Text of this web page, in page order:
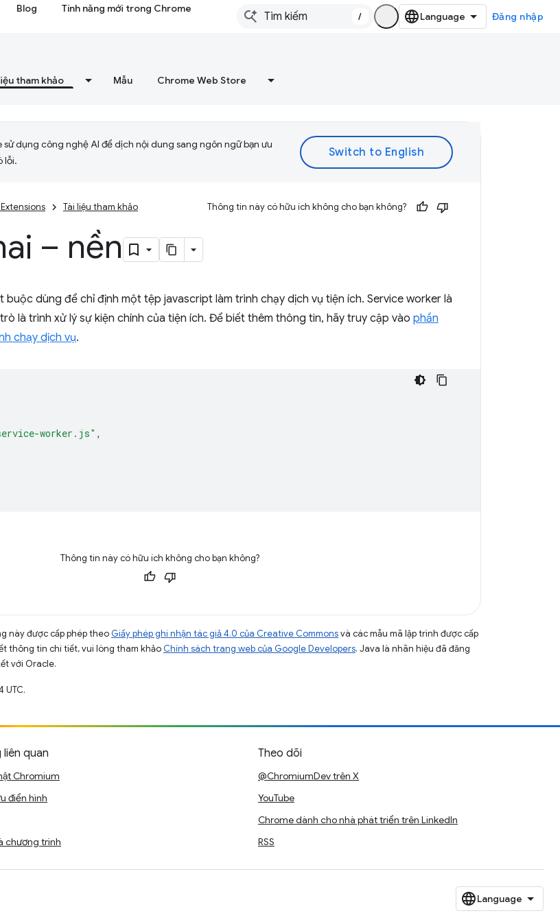
Blog Tính năng mới trong Chrome
/ Đăng nhập
tham khảo Mẫu Chrome Web Store
sử dụng công nghệ AI để dịch nội dung sang ngôn ngữ bạn ưu
lỗi.
Tài liệu tham khảo Thông tin này có hữu ích không cho bạn không?
– nền
buộc dùng để chỉ định một tệp javascript làm trình chạy dịch vụ tiện ích. Service worker là
là trình xử lý sự kiện chính của tiện ích. Để biết thêm thông tin, hãy truy cập vào phần
chạy dịch vụ.
worker.js" ,
Thông tin này có hữu ích không cho bạn không?
này được cấp phép theo Giấy phép ghi nhận tác giả 4.0 của Creative Commonsvà các mẫu mã lập trình được cấp
thông tin chi tiết, vui lòng tham khảo Chính sách trang web của Google Developers. Java là nhãn hiệu đã đăng
với Oracle.
UTC.
liên quan
Chromium
điển hình
chương trình
Theo dõi
@ChromiumDev trên X
YouTube
Chrome dành cho nhà phát triển trên LinkedIn
RSS